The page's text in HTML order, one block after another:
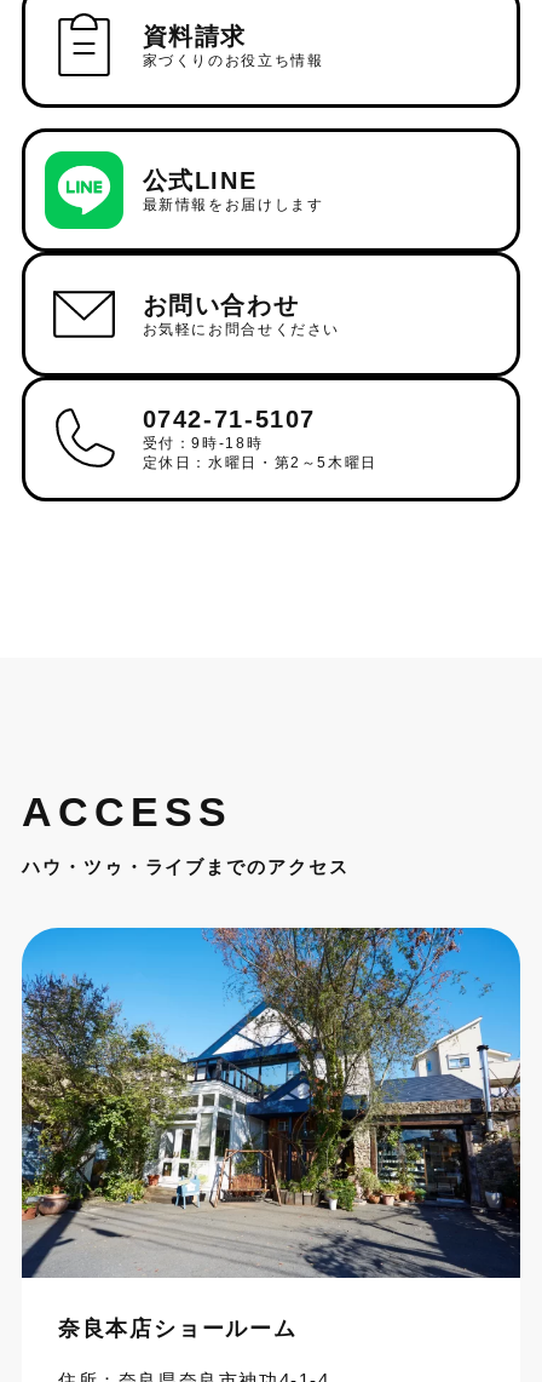
資料請求
家づくりのお役立ち情報
公式LINE
最新情報をお届けします
お問い合わせ
お気軽にお問合せください
0742-71-5107
受付：9時-18時
定休日：水曜日・第2～5木曜日
ACCESS
ハウ・ツゥ・ライブまでのアクセス
奈良本店ショールーム